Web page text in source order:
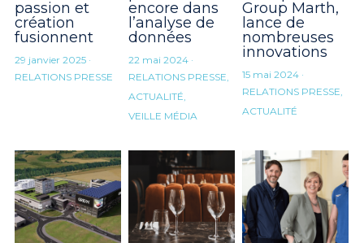
passion et
création
fusionnent
29 janvier 2025·
RELATIONS PRESSE
encore dans
l’analyse de
données
22 mai 2024·
RELATIONS PRESSE,
ACTUALITÉ,
VEILLE MÉDIA
Group Marth,
lance de
nombreuses
innovations
15 mai 2024·
RELATIONS PRESSE,
ACTUALITÉ